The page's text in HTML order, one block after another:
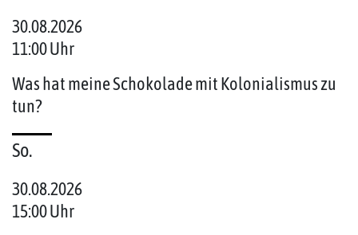
30.08.2026
11:00 Uhr
Was hat meine Schokolade mit Kolonialismus zu
tun?
So.
30.08.2026
15:00 Uhr